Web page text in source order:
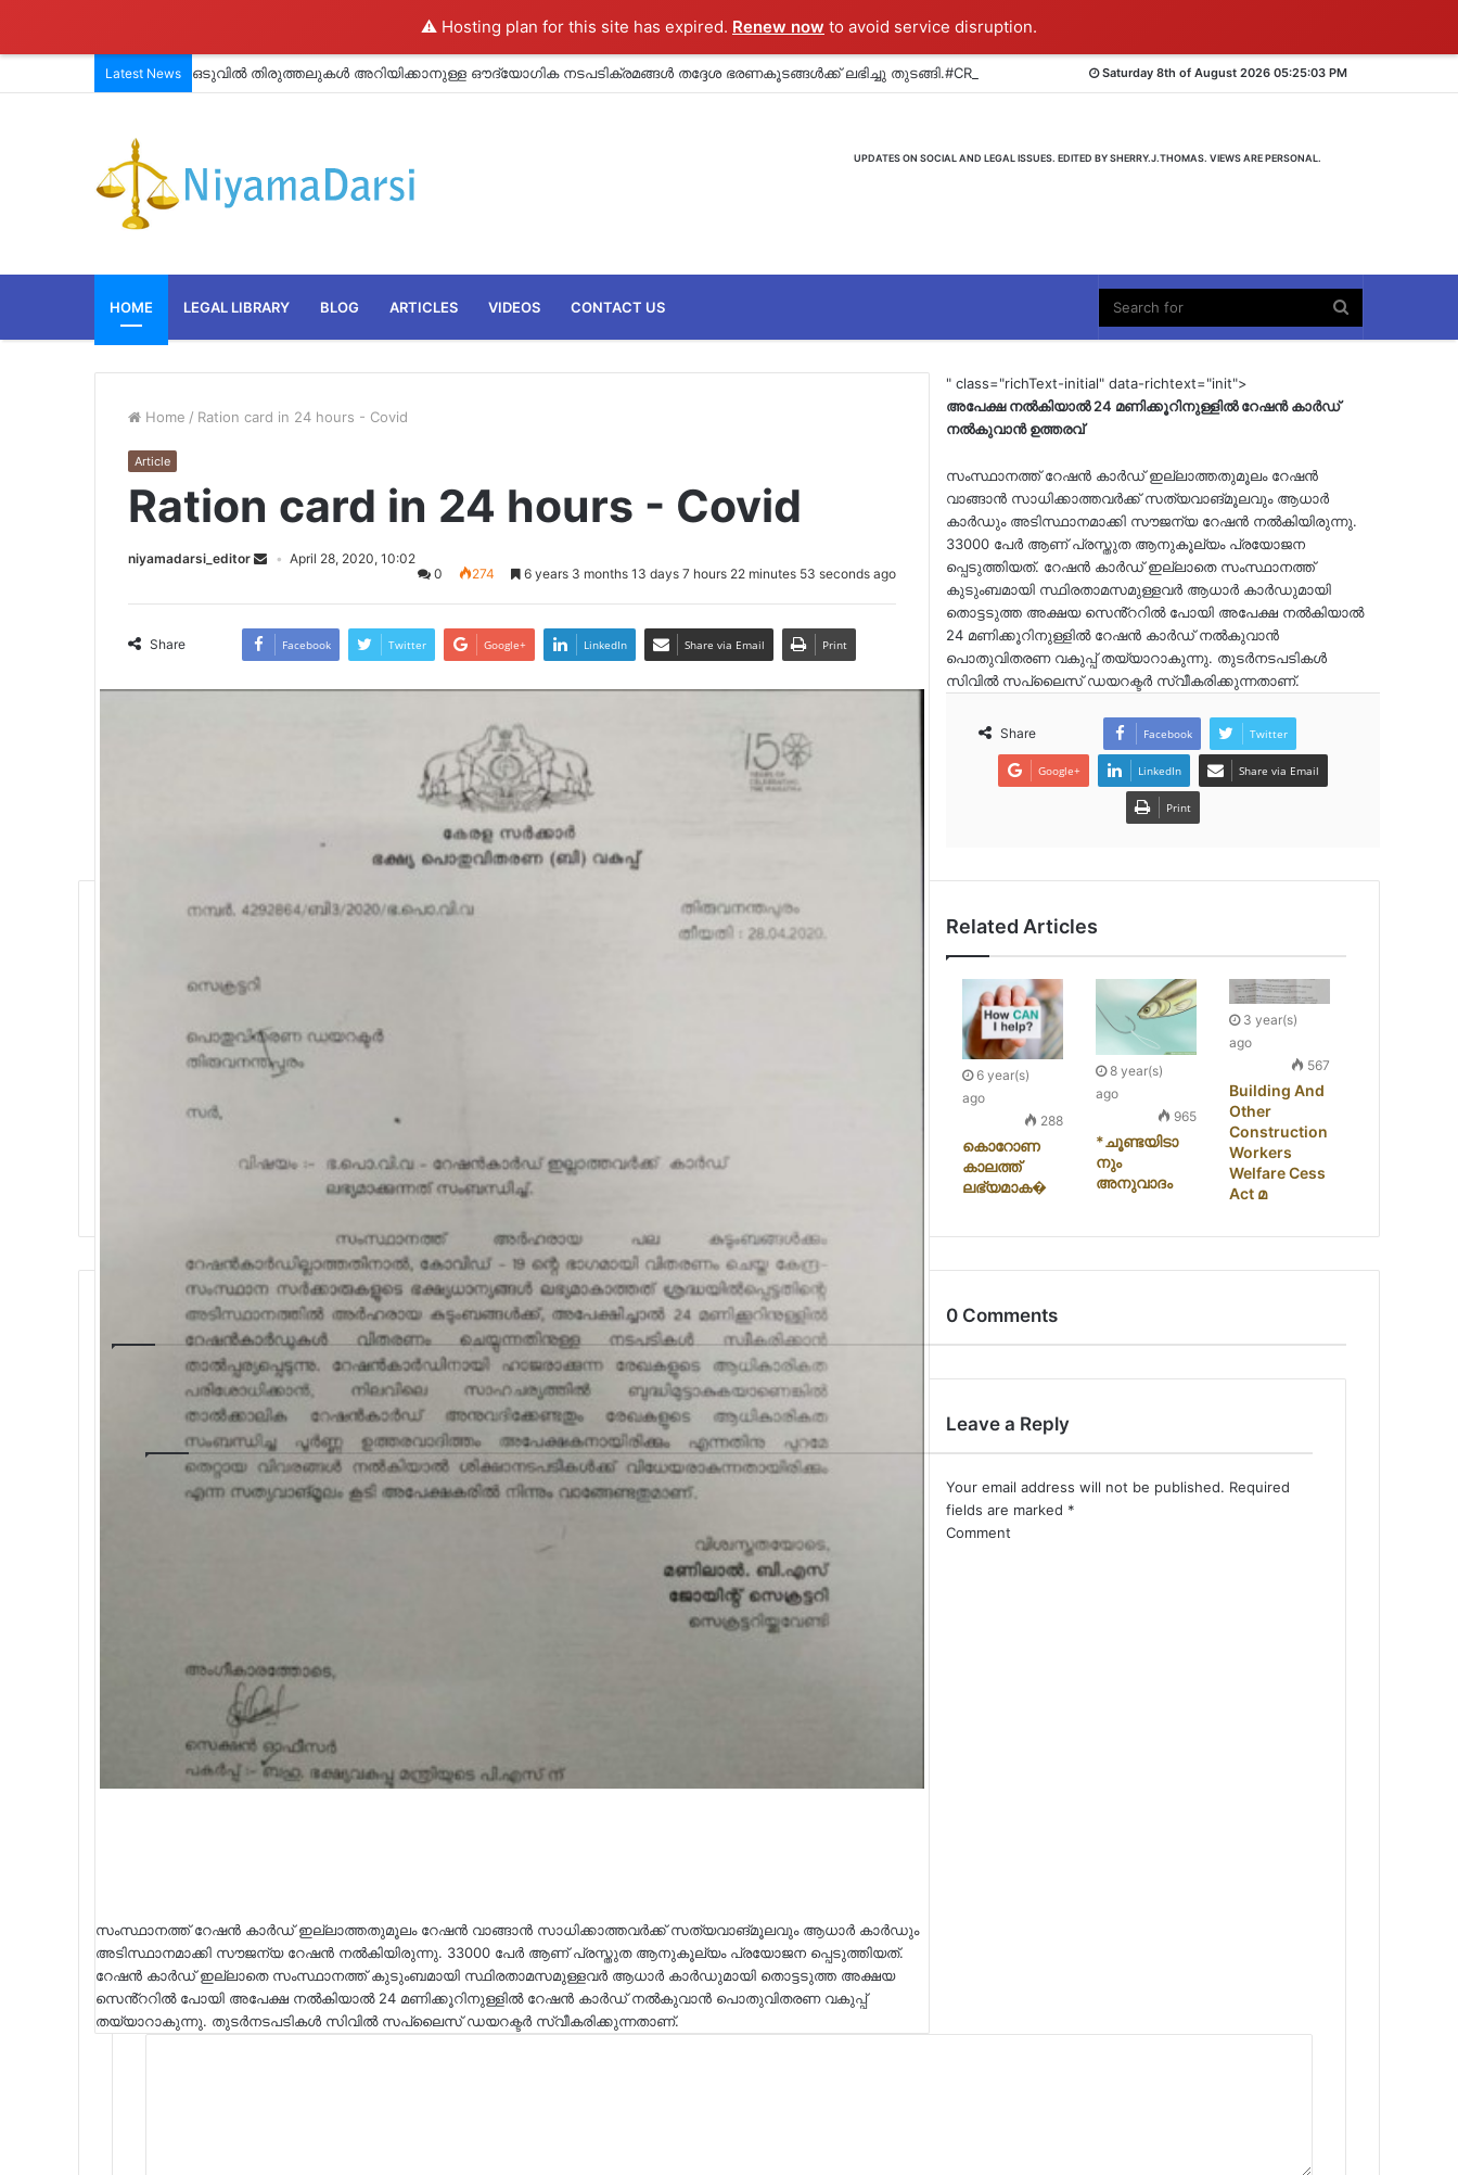
⚠️ Hosting plan for this site has expired. Renew now to avoid service disruption.
Latest News ഒടുവിൽ തിരുത്തലുകൾ അറിയിക്കാനുള്ള ഔദ്യോഗിക നടപടിക്രമങ്ങൾ തദ്ദേശ ഭരണകൂടങ്ങൾക്ക് ലഭിച്ചു Saturday 8th of August 2026 05:25:03 PM
UPDATES ON SOCIAL AND LEGAL ISSUES. EDITED BY SHERRY.J.THOMAS. VIEWS ARE PERSONAL.
HOME LEGAL LIBRARY BLOG ARTICLES VIDEOS CONTACT US
Home / Ration card in 24 hours - Covid
Article
Ration card in 24 hours - Covid
niyamadarsi_editor
April 28, 2020, 10:02
0
274 6 years 3 months 13 days 7 hours 22 minutes 53 seconds ago
Share Facebook Twitter Google+ LinkedIn Share via Email Print
സംസ്ഥാനത്ത് റേഷൻ കാർഡ് ഇല്ലാത്തതുമൂലം റേഷൻ വാങ്ങാൻ സാധിക്കാത്തവർക്ക് സത്യവാങ്മൂലവും ആധാർ കാർഡും
അടിസ്ഥാനമാക്കി സൗജന്യ റേഷൻ നൽകിയിരുന്നു. 33000 പേർ ആണ് പ്രസ്തുത ആനുകൂല്യം പ്രയോജന പ്പെടുത്തിയത്.
റേഷൻ കാർഡ് ഇല്ലാതെ സംസ്ഥാനത്ത് കുടുംബമായി സ്ഥിരതാമസമുള്ളവർ ആധാർ കാർഡുമായി തൊട്ടടുത്ത അക്ഷയ
സെൻ്ററിൽ പോയി അപേക്ഷ നൽകിയാൽ 24 മണിക്കൂറിനുള്ളിൽ റേഷൻ കാർഡ് നൽകുവാൻ പൊതുവിതരണ വകുപ്പ്
തയ്യാറാകുന്നു. തുടർനടപടികൾ സിവിൽ സപ്ലൈസ് ഡയറക്ടർ സ്വീകരിക്കുന്നതാണ്.
" class="richText-initial" data-richtext="init">
അപേക്ഷ നൽകിയാൽ 24 മണിക്കൂറിനുള്ളിൽ റേഷൻ കാർഡ്
നൽകുവാൻ ഉത്തരവ്
സംസ്ഥാനത്ത് റേഷൻ കാർഡ് ഇല്ലാത്തതുമൂലം റേഷൻ
വാങ്ങാൻ സാധിക്കാത്തവർക്ക് സത്യവാങ്മൂലവും ആധാർ
കാർഡും അടിസ്ഥാനമാക്കി സൗജന്യ റേഷൻ നൽകിയിരുന്നു.
33000 പേർ ആണ് പ്രസ്തുത ആനുകൂല്യം പ്രയോജന
പ്പെടുത്തിയത്. റേഷൻ കാർഡ് ഇല്ലാതെ സംസ്ഥാനത്ത്
കുടുംബമായി സ്ഥിരതാമസമുള്ളവർ ആധാർ കാർഡുമായി
തൊട്ടടുത്ത അക്ഷയ സെൻ്ററിൽ പോയി അപേക്ഷ നൽകിയാൽ
24 മണിക്കൂറിനുള്ളിൽ റേഷൻ കാർഡ് നൽകുവാൻ
പൊതുവിതരണ വകുപ്പ് തയ്യാറാകുന്നു. തുടർനടപടികൾ
സിവിൽ സപ്ലൈസ് ഡയറക്ടർ സ്വീകരിക്കുന്നതാണ്.
Share Facebook Twitter
Google+ LinkedIn Share via Email
Print
Related Articles
6 year(s)
ago
288
കൊറോണ
കാലത്ത്
ലഭ്യമാക�
8 year(s)
ago
965
*ചൂണ്ടയിടാ
നും
അനുവാദം
3 year(s)
ago
567
Building And
Other
Construction
Workers
Welfare Cess
Act മ
0 Comments
Leave a Reply
Your email address will not be published. Required
fields are marked *
Comment